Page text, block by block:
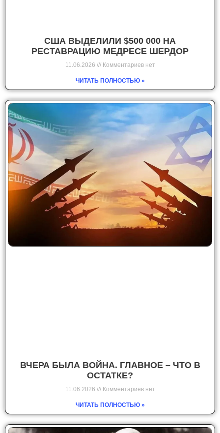
США ВЫДЕЛИЛИ $500 000 НА
РЕСТАВРАЦИЮ МЕДРЕСЕ ШЕРДОР
11.06.2026 Комментариев нет
ЧИТАТЬ ПОЛНОСТЬЮ »
ВЧЕРА БЫЛА ВОЙНА. ГЛАВНОЕ – ЧТО В
ОСТАТКЕ?
11.06.2026 Комментариев нет
ЧИТАТЬ ПОЛНОСТЬЮ »